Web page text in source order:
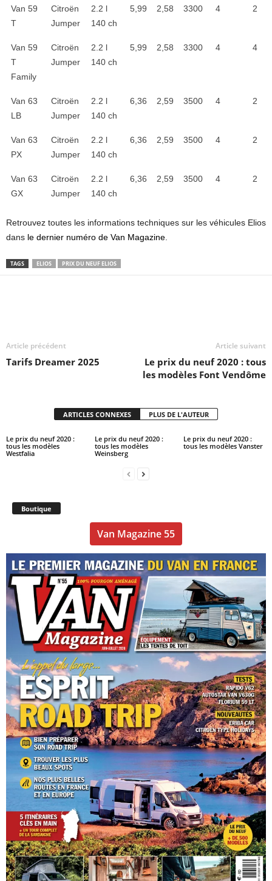
Van 59
T
Citroën
Jumper
2.2 l
140 ch
5,99 2,58 3300 4 2
Van 59
T
Family
Citroën
Jumper
2.2 l
140 ch
5,99 2,58 3300 4 4
Van 63
LB
Citroën
Jumper
2.2 l
140 ch
6,36 2,59 3500 4 2
Van 63
PX
Citroën
Jumper
2.2 l
140 ch
6,36 2,59 3500 4 2
Van 63
GX
Citroën
Jumper
2.2 l
140 ch
6,36 2,59 3500 4 2
Retrouvez toutes les informations techniques sur les véhicules Elios
dans le dernier numéro de Van Magazine.
TAGS ELIOS PRIX DU NEUF ELIOS
Article précédent
Tarifs Dreamer 2025
Article suivant
Le prix du neuf 2020 : tous
les modèles Font Vendôme
ARTICLES CONNEXES PLUS DE L'AUTEUR
Le prix du neuf 2020 :
tous les modèles
Westfalia
Le prix du neuf 2020 :
tous les modèles
Weinsberg
Le prix du neuf 2020 :
tous les modèles Vanster
Boutique
Van Magazine 55